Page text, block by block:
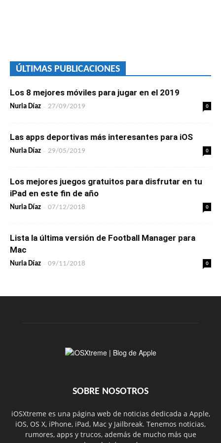
ÚLTIMAS PUBLICACIONES
Los 8 mejores móviles para jugar en el 2019
Nuria Díaz - 27/09/2019 0
Las apps deportivas más interesantes para iOS
Nuria Díaz - 29/05/2019 0
Los mejores juegos gratuitos para disfrutar en tu
iPad en este fin de año
Nuria Díaz - 07/12/2018 0
Lista la última versión de Football Manager para
Mac
Nuria Díaz - 09/11/2018 0
SOBRE NOSOTROS
iOSXtreme es una página web de noticias dedicada a Apple,
iOS, OS X, iPhone, iPad, Mac y Jailbreak. Tenemos noticias,
rumores, apps y trucos, además de mucho más que